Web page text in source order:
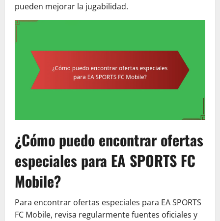
pueden mejorar la jugabilidad.
¿Cómo puedo encontrar ofertas
especiales para EA SPORTS FC
Mobile?
Para encontrar ofertas especiales para EA SPORTS
FC Mobile, revisa regularmente fuentes oficiales y